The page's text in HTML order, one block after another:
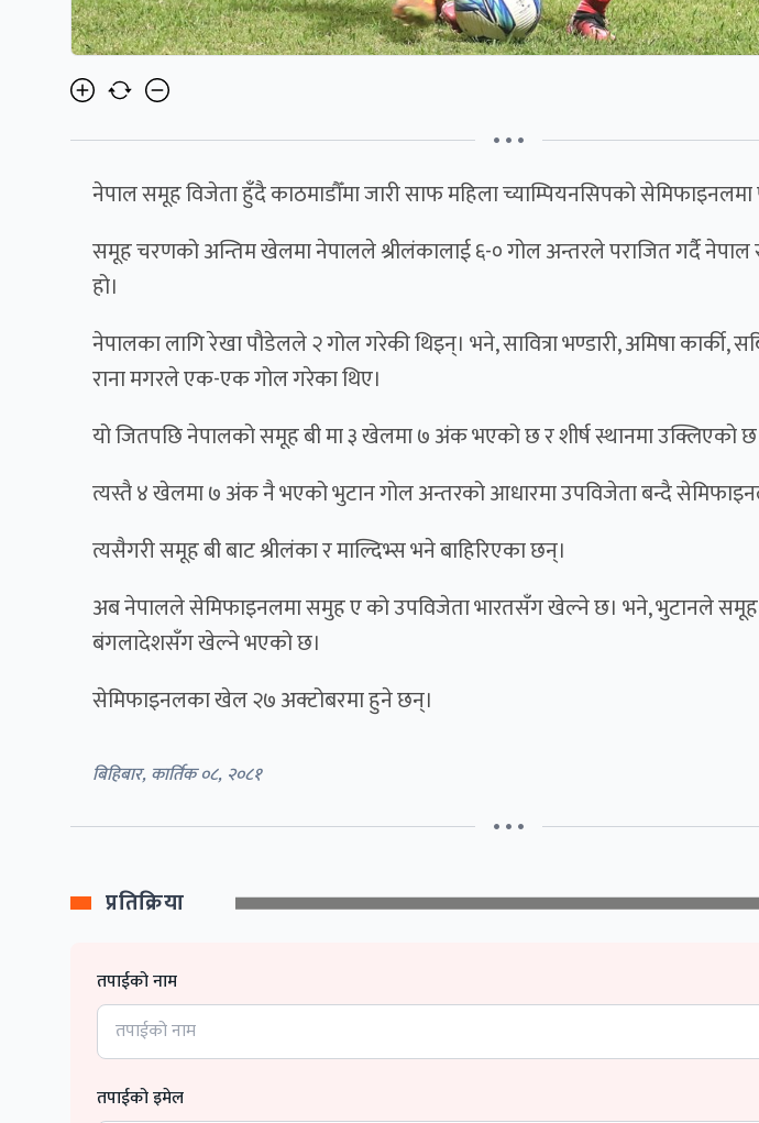
• • •
नेपाल समूह विजेता हुँदै काठमाडौँमा जारी साफ महिला च्याम्पियनसिपको
समूह चरणको अन्तिम खेलमा नेपालले श्रीलंकालाई ६-० गोल अन्तरले पराजित गर्दै
हो।
नेपालका लागि रेखा पौडेलले २ गोल गरेकी थिइन्। भने, सावित्रा भण्डारी, अमिषा कार्की,
राना मगरले एक-एक गोल गरेका थिए।
यो जितपछि नेपालको समूह बी मा ३ खेलमा ७ अंक भएको छ र शीर्ष स्थानमा उक्लिएको
त्यस्तै ४ खेलमा ७ अंक नै भएको भुटान गोल अन्तरको आधारमा उपविजेता बन्दै
त्यसैगरी समूह बी बाट श्रीलंका र माल्दिभ्स भने बाहिरिएका छन्।
अब नेपालले सेमिफाइनलमा समुह ए को उपविजेता भारतसँग खेल्ने छ। भने, भुटानले समूह
बंगलादेशसँग खेल्ने भएको छ।
सेमिफाइनलका खेल २७ अक्टोबरमा हुने छन्।
बिहिबार, कार्तिक ०८, २०८१
• • •
प्रतिक्रिया
तपाईको नाम
तपाईको इमेल